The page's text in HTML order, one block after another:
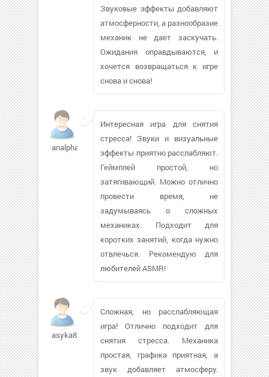
Звуковые эффекты добавляют
атмосферности, а разнообразие
механик не дает заскучать.
Ожидания оправдываются, и
хочется возвращаться к игре
снова и снова!
analphabet
Интересная игра для снятия
стресса! Звуки и визуальные
эффекты приятно расслабляют.
Геймплей простой, но
затягивающий. Можно отлично
провести время, не
задумываясь о сложных
механиках. Подходит для
коротких занятий, когда нужно
отвлечься. Рекомендую для
любителей ASMR!
asyka8351
Сложная, но расслабляющая
игра! Отлично подходит для
снятия стресса. Механика
простая, графика приятная, а
звук добавляет атмосферу.